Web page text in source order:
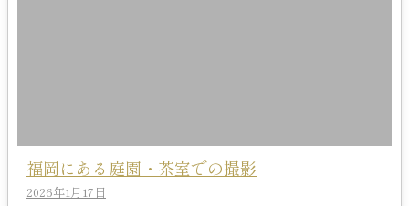
福岡にある庭園・茶室での撮影
2026年1月17日